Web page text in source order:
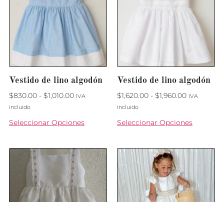
Vestido de lino algodón
$830.00 - $1,010.00 IVA
incluido
Seleccionar Opciones
Vestido de lino algodón
$1,620.00 - $1,960.00 IVA
incluido
Seleccionar Opciones